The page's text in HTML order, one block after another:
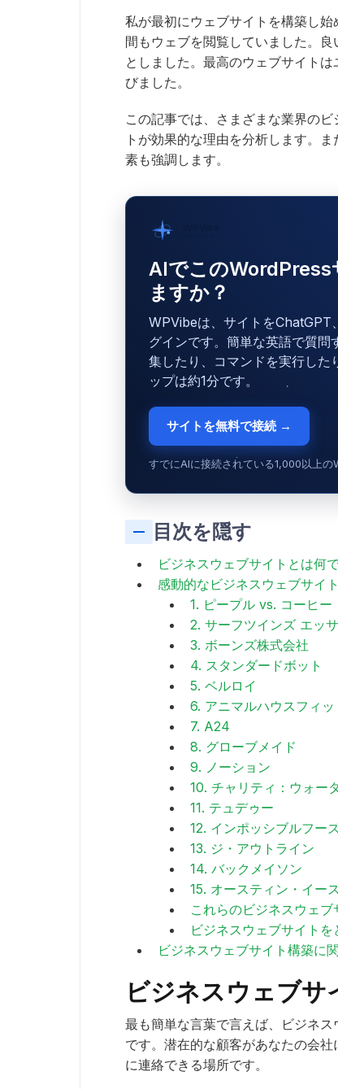
私が最初にウェブサイトを構築し
間もウェブを閲覧していました。
としました。最高のウェブサイト
びました。
この記事では、さまざまな業界の
トが効果的な理由を分析します。
素も強調します。
AIでこのWordPress
ますか？
WPVibeは、サイトをChatGPT
グインです。簡単な英語で質
集したり、コマンドを実行した
ップは約1分です。
サイトを無料で接続 →
すでにAIに接続されている1,000以上の
目次を隠す
ビジネスウェブサイトとは何
感動的なビジネスウェブサイ
1. ピープル vs. コーヒー
2. サーフツインズ エッ
3. ボーンズ株式会社
4. スタンダードボット
5. ベルロイ
6. アニマルハウスフィッ
7. A24
8. グローブメイド
9. ノーション
10. チャリティ：ウォー
11. テュデゥー
12. インポッシブルフー
13. ジ・アウトライン
14. バックメイソン
15. オースティン・イー
これらのビジネスウェ
ビジネスウェブサイト
ビジネスウェブサイト構築に
ビジネスウェブサ
最も簡単な言葉で言えば、ビジネ
です。潜在的な顧客があなたの会
に連絡できる場所です。